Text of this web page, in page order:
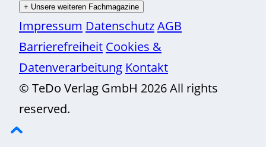
+ Unsere weiteren Fachmagazine
Impressum DatenschutzAGB
Barrierefreiheit Cookies &
Datenverarbeitung Kontakt
© TeDo Verlag GmbH 2026 All rights
reserved.